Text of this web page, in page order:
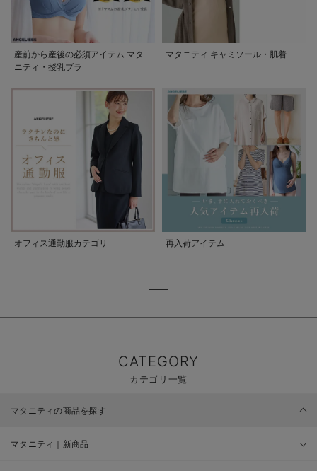
産前から産後の必須アイテム マタ
ニティ・授乳ブラ
マタニティ キャミソール・肌着
オフィス通勤服カテゴリ 再入荷アイテム
CATEGORY
カテゴリ一覧
マタニティの商品を探す
マタニティ｜新商品